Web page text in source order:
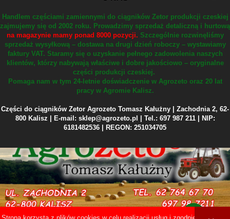
Handlem częściami zamiennymi do ciągników Zetor produkcji czeskiej
zajmujemy się od 2002 roku. Prowadzimy sprzedaż detaliczną i hurtową
na magazynie mamy ponad 8000 pozycji. Szczególnie rozwinęliśmy
sprzedaż wysyłkową – dostawa na drugi dzień roboczy – wystawiamy
faktury VAT. Staramy się o uzyskanie pełnego zadowolenia naszych
klientów, którzy nabywają właściwe i dobre jakościowo – oryginalne
części produkcji czeskiej.
Pomaga nam w tym 24-letnie doświadczenie w Agrozeto oraz 20 lat
pracy w Agromie Kalisz.
Części do ciągników Zetor Agrozeto Tomasz Kałużny | Zachodnia 2, 62-
800 Kalisz | E-mail: sklep@agrozeto.pl | Tel.: 697 987 211 | NIP:
6181482536 | REGON: 251034705